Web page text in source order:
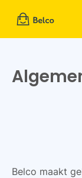
Belco maakt